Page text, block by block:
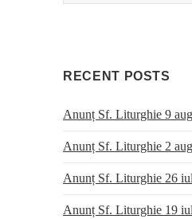
for:
RECENT POSTS
Anunț Sf. Liturghie 9
Anunț Sf. Liturghie 2
Anunț Sf. Liturghie 26
Anunț Sf. Liturghie 19